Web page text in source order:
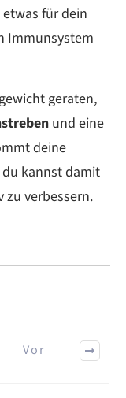
für dein
Immunsystem
geraten,
und eine
deine
kannst damit
zu verbessern.
Vor